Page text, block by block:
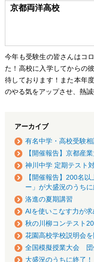
京都両洋高校
今年も受験生の皆さんはコ
た！高校に入学してからの
待しております！また本年
のやる気をアップさせ、熱
アーカイブ
有名中学・高校受験
【開催報告】京都産
神川中学 定期テスト
【開催報告】200名
ー」が大盛況のうち
洛進の夏期講習
AIを使いこなす力が
秋の川柳コンテスト
花園高校学校説明会を
全国模擬授業大会 団
大盛況のうちに終了